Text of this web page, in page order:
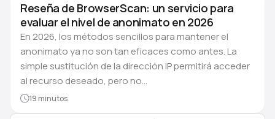
Reseña de BrowserScan: un servicio para
evaluar el nivel de anonimato en 2026
En 2026, los métodos sencillos para mantener el
anonimato ya no son tan eficaces como antes. La
simple sustitución de la dirección IP permitirá acceder
al recurso deseado, pero no…
19 minutos